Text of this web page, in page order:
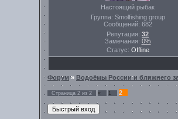
Настоящий рыбак
Группа: Smolfishing group
Сообщений: 682
Репутация: 32
Замечания: 0%
Статус: Offline
Форум» Водоёмы России и ближнего
Страница 2 из 2 « 1 2